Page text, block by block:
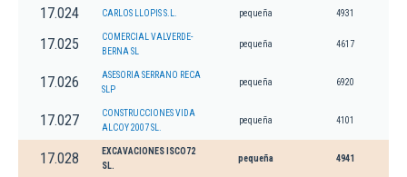
17.024 CARLOS LLOPIS S.L. pequeña 4931
17.025
COMERCIAL VALVERDE-
BERNA SL
pequeña 4617
17.026
ASESORIA SERRANO RECA
SLP
pequeña 6920
17.027
CONSTRUCCIONES VIDA
ALCOY 2007 SL.
pequeña 4101
17.028
EXCAVACIONES ISCO72
SL.
pequeña 4941